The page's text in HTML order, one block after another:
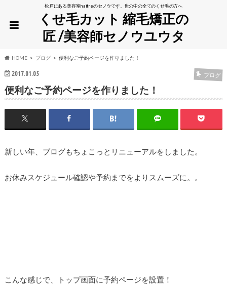
松戸にある美容室naitreのセノウです。世の中の全てのくせ毛の方へ
くせ毛カット 縮毛矯正の
匠 /美容師セノウユウタ
HOME ブログ 便利なご予約ページを作りました！
2017.01.05 ブログ
便利なご予約ページを作りました！
新しい年、ブログもちょこっとリニューアルをしました。
お休みスケジュール確認や予約までをよりスムーズに。。
こんな感じで、トップ画面に予約ページを設置！